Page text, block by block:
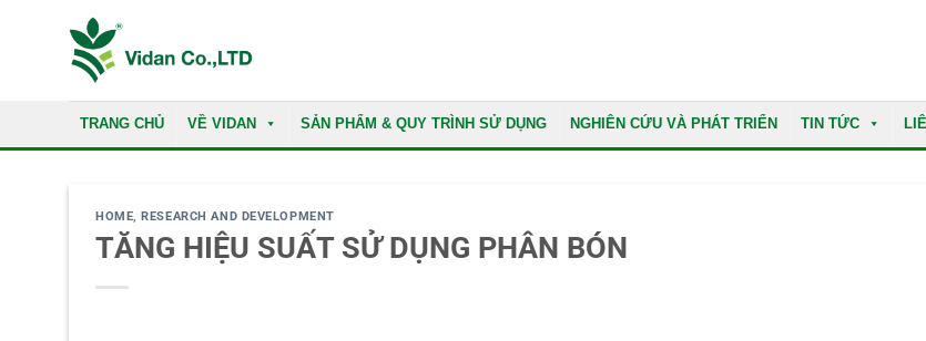
TRANG CHỦ VỀ VIDAN SẢN PHẨM & QUY TRÌNH SỬ DỤNG NGHIÊN CỨU VÀ PHÁT TRIỂN TIN TỨC
HOME,RESEARCH AND DEVELOPMENT
TĂNG HIỆU SUẤT SỬ DỤNG PHÂN BÓN